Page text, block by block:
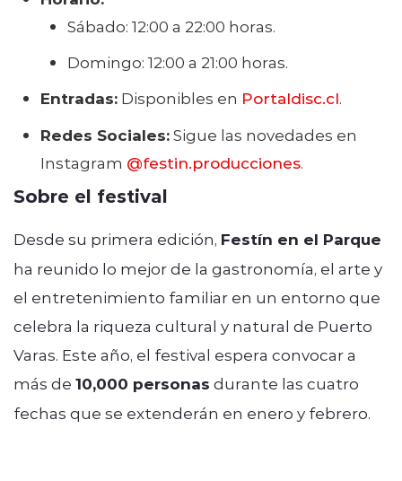
Sábado: 12:00 a 22:00 horas.
Domingo: 12:00 a 21:00 horas.
Entradas: Disponibles en Portaldisc.cl.
Redes Sociales:Sigue las novedades en
Instagram @festin.producciones.
Sobre el festival
Desde su primera edición, Festín en el Parque
ha reunido lo mejor de la gastronomía, el arte y
el entretenimiento familiar en un entorno que
celebra la riqueza cultural y natural de Puerto
Varas. Este año, el festival espera convocar a
más de 10,000 personas durante las cuatro
fechas que se extenderán en enero y febrero.